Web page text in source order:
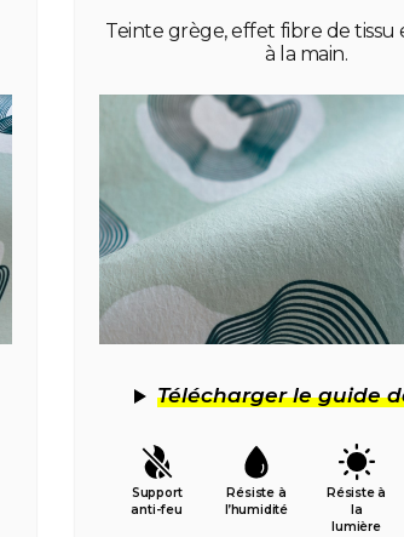
Teinte grège, effet fibre de
à la main.
Télécharger le guide
Support
anti-feu
Résiste à
l’humidité
Résiste à
la
lumière